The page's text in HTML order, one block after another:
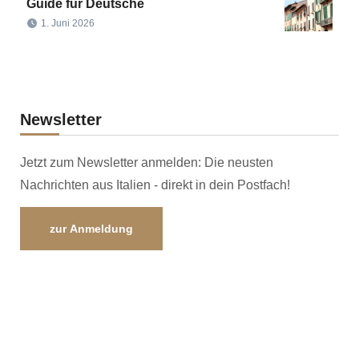
Guide für Deutsche
1. Juni 2026
Newsletter
Jetzt zum Newsletter anmelden: Die neusten
Nachrichten aus Italien - direkt in dein Postfach!
zur Anmeldung